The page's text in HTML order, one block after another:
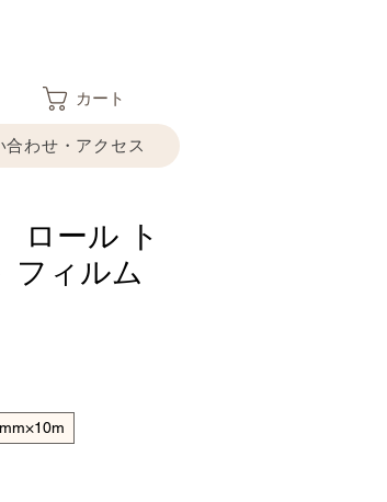
カート
合わせ・アクセス
ロール ト
フィルム